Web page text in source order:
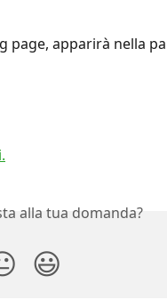
page, apparirà nella
alla tua domanda?
😃